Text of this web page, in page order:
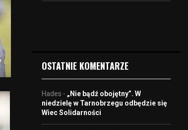
e
o
OSTATNIE KOMENTARZE
Hades - „Nie bądź obojętny”. W
niedzielę w Tarnobrzegu odbędzie się
Wiec Solidarności